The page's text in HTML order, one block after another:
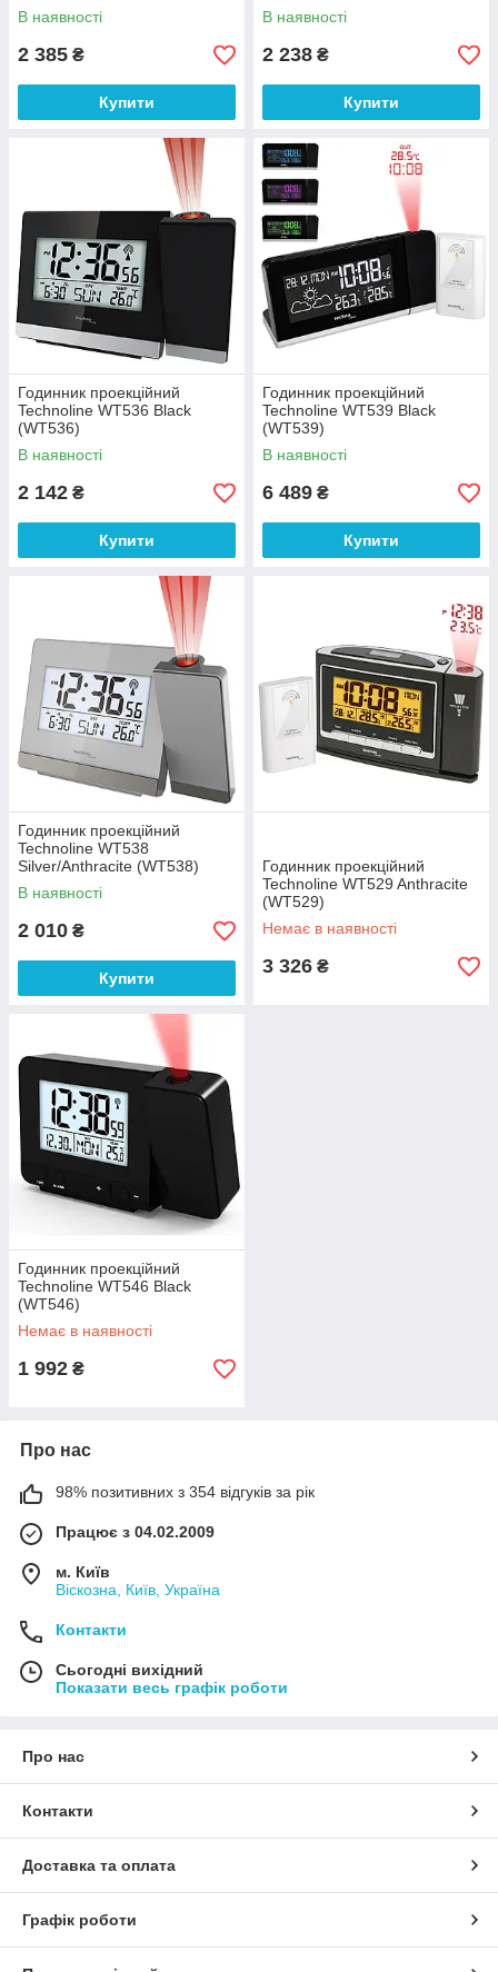
В наявності
2 385 ₴
Купити
В наявності
2 238 ₴
Купити
Годинник проекційний
Technoline WT536 Black
(WT536)
В наявності
2 142 ₴
Купити
Годинник проекційний
Technoline WT539 Black
(WT539)
В наявності
6 489 ₴
Купити
Годинник проекційний
Technoline WT538
Silver/Anthracite (WT538)
В наявності
2 010 ₴
Купити
Годинник проекційний
Technoline WT529 Anthracite
(WT529)
Немає в наявності
3 326 ₴
Годинник проекційний
Technoline WT546 Black
(WT546)
Немає в наявності
1 992 ₴
Про нас
98% позитивних з 354 відгуків за рік
Працює з 04.02.2009
м. Київ
Віскозна, Київ, Україна
Контакти
Сьогодні вихідний
Показати весь графік роботи
Про нас
Контакти
Доставка та оплата
Графік роботи